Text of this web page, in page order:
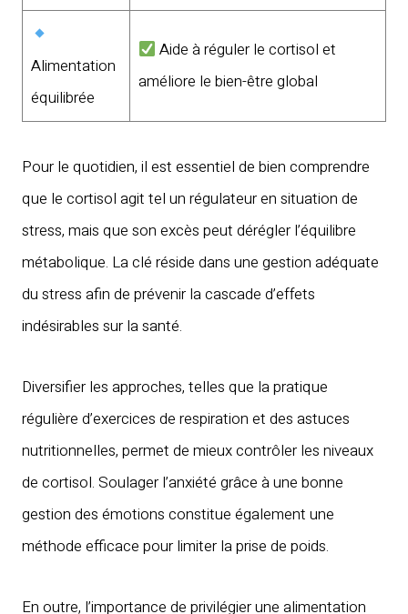
Alimentation
équilibrée
Aide à réguler le cortisol et
améliore le bien-être global
Pour le quotidien, il est essentiel de bien comprendre
que le cortisol agit tel un régulateur en situation de
stress, mais que son excès peut dérégler l’équilibre
métabolique. La clé réside dans une gestion adéquate
du stress afin de prévenir la cascade d’effets
indésirables sur la santé.
Diversifier les approches, telles que la pratique
régulière d’exercices de respiration et des astuces
nutritionnelles, permet de mieux contrôler les niveaux
de cortisol. Soulager l’anxiété grâce à une bonne
gestion des émotions constitue également une
méthode efficace pour limiter la prise de poids.
En outre, l’importance de privilégier une alimentation